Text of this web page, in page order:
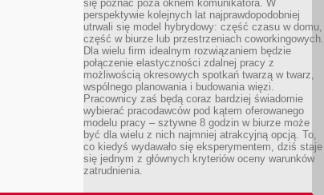
się poznać poza oknem komunikatora. W
perspektywie kolejnych lat najprawdopodobniej
utrwali się model hybrydowy: część czasu w domu,
część w biurze lub przestrzeniach coworkingowych.
Dla wielu firm idealnym rozwiązaniem będzie
połączenie elastyczności zdalnej pracy z
możliwością okresowych spotkań twarzą w twarz,
wspólnego planowania i budowania więzi.
Pracownicy zaś będą coraz bardziej świadomie
wybierać pracodawców pod kątem oferowanego
modelu pracy – sztywne 8 godzin w biurze może
być dla wielu z nich najmniej atrakcyjną opcją. To,
co kiedyś wydawało się eksperymentem, dziś staje
się jednym z głównych kryteriów oceny warunków
zatrudnienia.